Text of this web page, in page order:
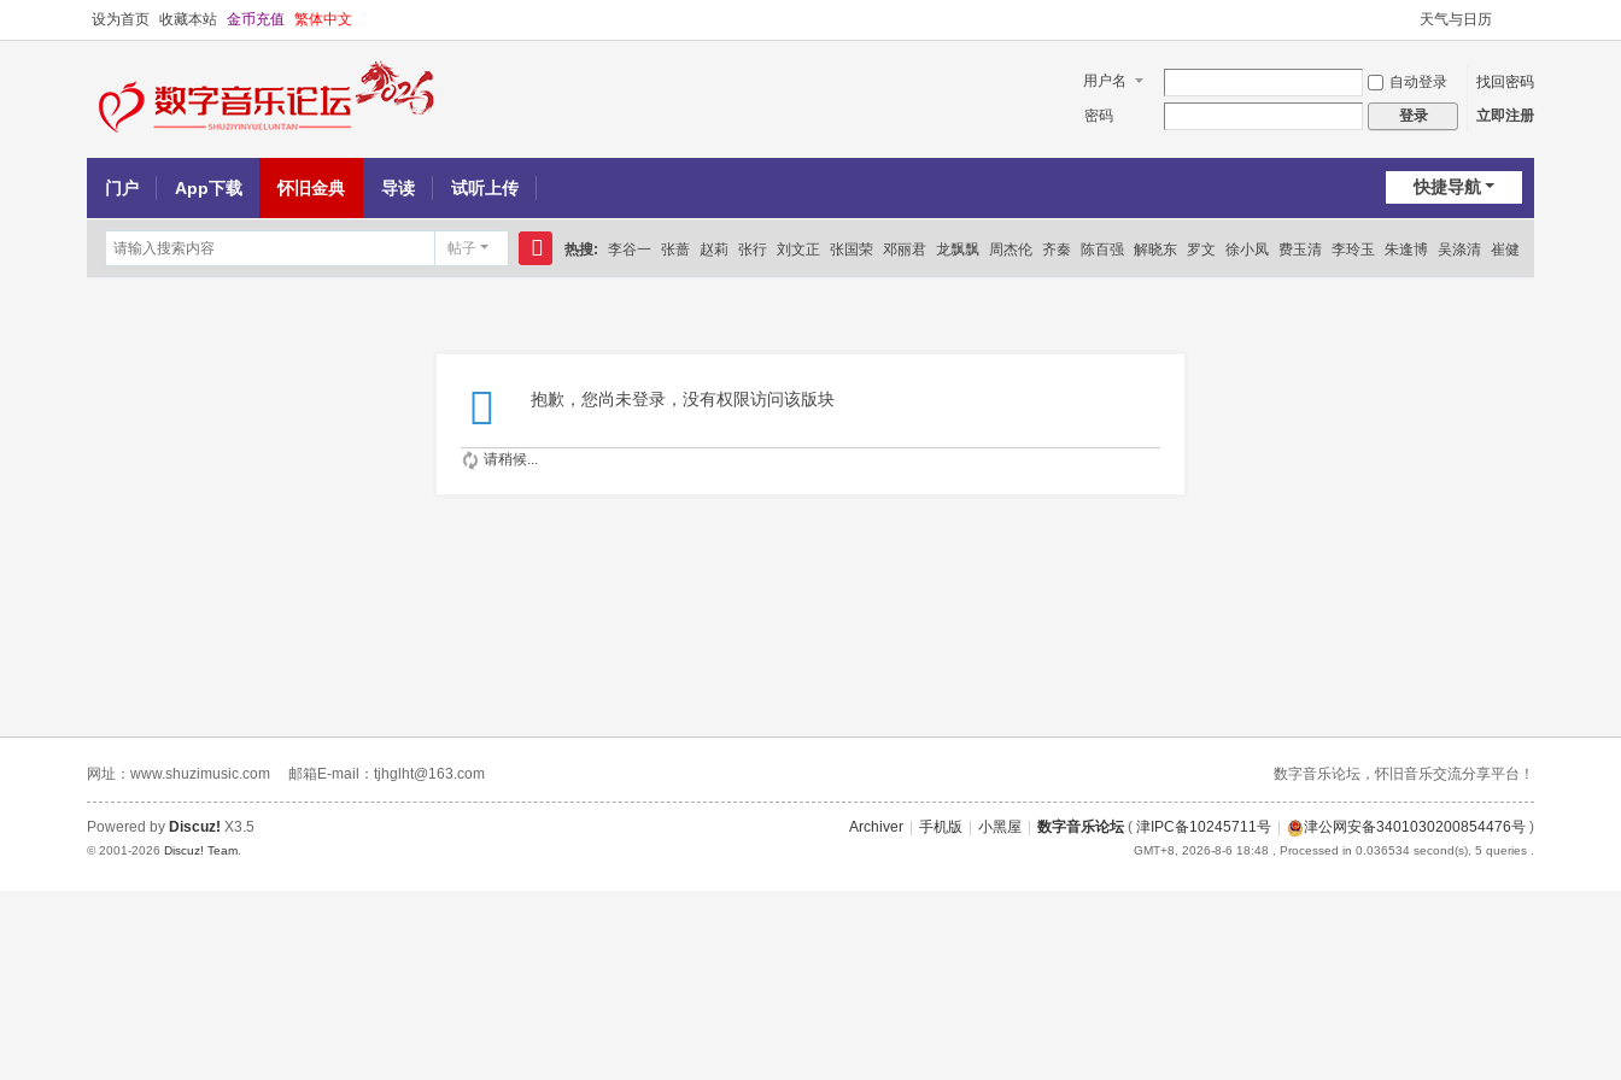
设为首页 收藏本站 金币充值 繁体中文 天气与日历
用户名 自动登录
找回密码
密码
登录 立即注册
快捷导航
门户 App下载 怀旧金典 导读 试听上传
帖子
搜
热搜: 李谷一 张蔷 赵莉 张行 刘文正 张国荣 邓丽君 龙飘飘 周杰伦 齐秦 陈百强 解晓东 罗文 徐小凤 费玉清 李玲玉 朱逢博 吴涤清 崔健
抱歉，您尚未登录，没有权限访问该版块
请稍候...
网址：www.shuzimusic.com 邮箱E-mail：tjhglht@163.com 数字音乐论坛，怀旧音乐交流分享平台！
Archiver 手机版 小黑屋 数字音乐论坛 ( 津IPC备10245711号 津公网安备3401030200854476号 )
GMT+8, 2026-8-6 18:48 , Processed in 0.036534 second(s), 5 queries .
Powered by Discuz! X3.5
© 2001-2026 Discuz! Team